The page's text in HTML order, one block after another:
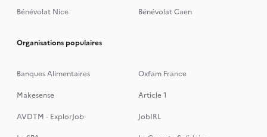
Bénévolat Nice
Bénévolat Caen
Organisations populaires
Banques Alimentaires
Oxfam France
Makesense
Article 1
AVDTM - ExplorJob
JobIRL